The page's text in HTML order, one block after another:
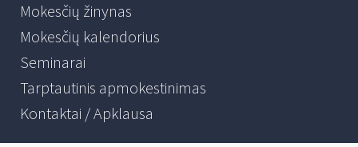
Mokesčių žinynas
Mokesčių kalendorius
Seminarai
Tarptautinis apmokestinimas
Kontaktai / Apklausa